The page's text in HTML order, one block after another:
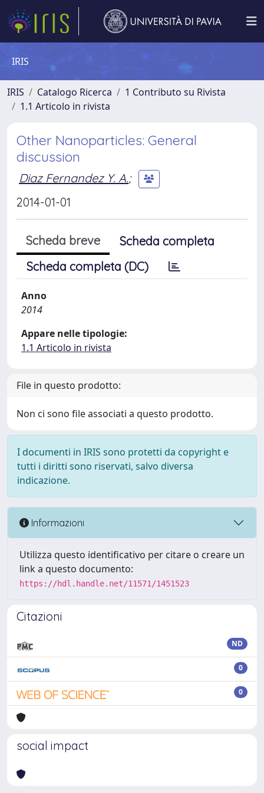
IRIS
IRIS Catalogo Ricerca
1 Contributo su Rivista
1.1 Articolo in rivista
Other Nanoparticles: General
discussion
Diaz Fernandez Y. A.;
2014-01-01
Scheda breve
Scheda completa
Scheda completa (DC)
Anno
2014
Appare nelle tipologie:
1.1 Articolo in rivista
File in questo prodotto:
Non ci sono file associati a questo prodotto.
I documenti in IRIS sono protetti da copyright e
tutti i diritti sono riservati, salvo diversa
indicazione.
Informazioni
Utilizza questo identificativo per citare o creare un
link a questo documento:
https://hdl.handle.net/11571/1451523
Citazioni
ND
0
0
social impact